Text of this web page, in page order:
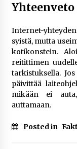
Yhteenveto
Internet-
syistä, mutta
kotikonstein.
reitittimen
tarkistuksella.
päivittää
mikään ei
auttamaan.
Posted in